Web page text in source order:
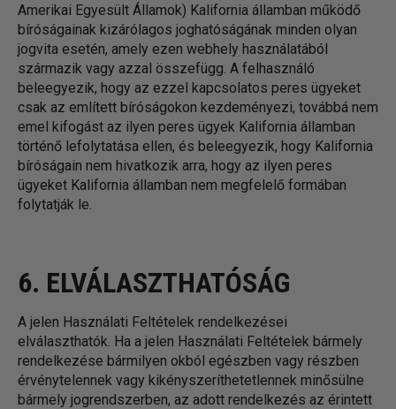
Amerikai Egyesült Államok) Kalifornia államban működő
bíróságainak kizárólagos joghatóságának minden olyan
jogvita esetén, amely ezen webhely használatából
származik vagy azzal összefügg. A felhasználó
beleegyezik, hogy az ezzel kapcsolatos peres ügyeket
csak az említett bíróságokon kezdeményezi, továbbá nem
emel kifogást az ilyen peres ügyek Kalifornia államban
történő lefolytatása ellen, és beleegyezik, hogy Kalifornia
bíróságain nem hivatkozik arra, hogy az ilyen peres
ügyeket Kalifornia államban nem megfelelő formában
folytatják le.
6. ELVÁLASZTHATÓSÁG
A jelen Használati Feltételek rendelkezései
elválaszthatók. Ha a jelen Használati Feltételek bármely
rendelkezése bármilyen okból egészben vagy részben
érvénytelennek vagy kikényszeríthetetlennek minősülne
bármely jogrendszerben, az adott rendelkezés az érintett